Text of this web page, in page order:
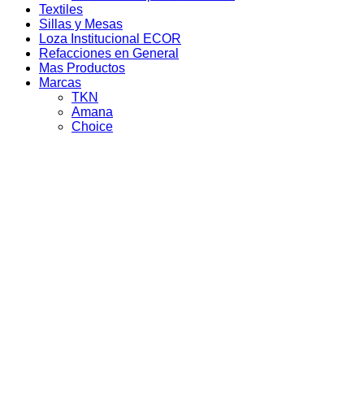
Textiles
Sillas y Mesas
Loza Institucional ECOR
Refacciones en General
Mas Productos
Marcas
TKN
Amana
Choice